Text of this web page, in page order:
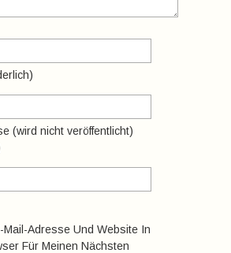
(wird nicht veröffentlicht)
Mail-Adresse Und Website In
Für Meinen Nächsten